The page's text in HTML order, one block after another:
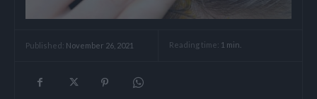
Published: November 26, 2021 Reading time: 1 min.